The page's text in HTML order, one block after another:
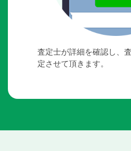
査定士が詳細を確認し、
定させて頂きます。